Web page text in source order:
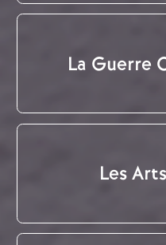
La Guerre
Les